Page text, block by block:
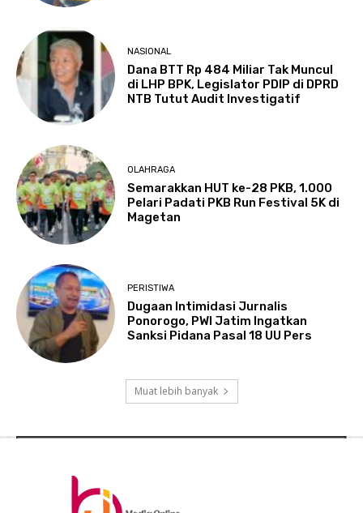
NASIONAL
Dana BTT Rp 484 Miliar Tak Muncul
di LHP BPK, Legislator PDIP di DPRD
NTB Tutut Audit Investigatif
OLAHRAGA
Semarakkan HUT ke-28 PKB, 1.000
Pelari Padati PKB Run Festival 5K di
Magetan
PERISTIWA
Dugaan Intimidasi Jurnalis
Ponorogo, PWI Jatim Ingatkan
Sanksi Pidana Pasal 18 UU Pers
Muat lebih banyak